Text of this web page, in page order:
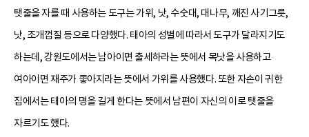
탯줄을 자를 때 사용하는 도구는 가위, 낫, 수숫대, 대나무, 깨진 사기그릇,
낫, 조개껍질 등으로 다양했다. 태아의 성별에 따라서 도구가 달라지기도
하는데, 강원도에서는 남아이면 출세하라는 뜻에서 목낫을 사용하고
여아이면 재주가 좋아지라는 뜻에서 가위를 사용했다. 또한 자손이 귀한
집에서는 태아의 명을 길게 한다는 뜻에서 남편이 자신의 이로 탯줄을
자르기도 했다.